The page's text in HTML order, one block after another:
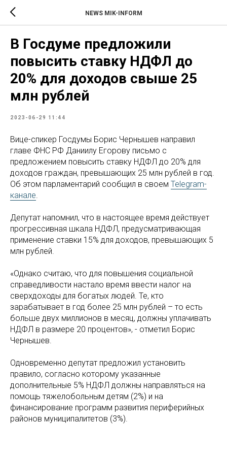
NEWS MIK-INFORM
В Госдуме предложили
повысить ставку НДФЛ до
20% для доходов свыше 25
млн рублей
2023-06-29 11:44
Вице-спикер Госдумы Борис Чернышев направил
главе ФНС РФ Даниилу Егорову письмо с
предложением повысить ставку НДФЛ до 20% для
доходов граждан, превышающих 25 млн рублей в год.
Об этом парламентарий сообщил в своем Telegram-
канале.
Депутат напомнил, что в настоящее время действует
прогрессивная шкала НДФЛ, предусматривающая
применение ставки 15% для доходов, превышающих 5
млн рублей.
«Однако считаю, что для повышения социальной
справедливости настало время ввести налог на
сверхдоходы для богатых людей. Те, кто
зарабатывает в год более 25 млн рублей – то есть
больше двух миллионов в месяц, должны уплачивать
НДФЛ в размере 20 процентов», - отметил Борис
Чернышев.
Одновременно депутат предложил установить
правило, согласно которому указанные
дополнительные 5% НДФЛ должны направляться на
помощь тяжелобольным детям (2%) и на
финансирование программ развития периферийных
районов муниципалитетов (3%).